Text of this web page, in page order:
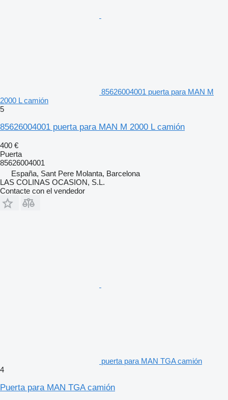
85626004001 puerta para MAN M
2000 L camión
5
85626004001 puerta para MAN M 2000 L camión
400 €
Puerta
85626004001
España, Sant Pere Molanta, Barcelona
LAS COLINAS OCASION, S.L.
Contacte con el vendedor
puerta para MAN TGA camión
4
Puerta para MAN TGA camión